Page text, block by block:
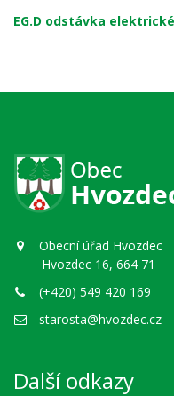
EG.D odstávka
Obecní úřad Hvozdec
Hvozdec 16, 664 71
(+420) 549 420 169
starosta@hvozdec.cz
Další odkazy